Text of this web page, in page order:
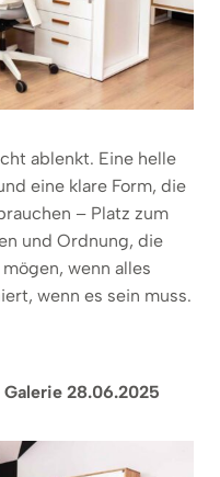
ablenkt. Eine helle
eine klare Form, die
– Platz zum
und Ordnung, die
wenn alles
wenn es sein muss.
28.06.2025